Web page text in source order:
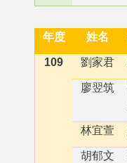
年度 姓名
109 劉家君
廖翌筑
林宜萱
胡郁文